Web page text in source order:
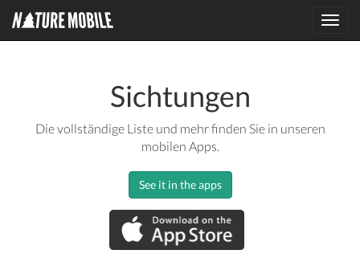
Sichtungen
Die vollständige Liste und mehr finden Sie in unseren
mobilen Apps.
See it in the apps